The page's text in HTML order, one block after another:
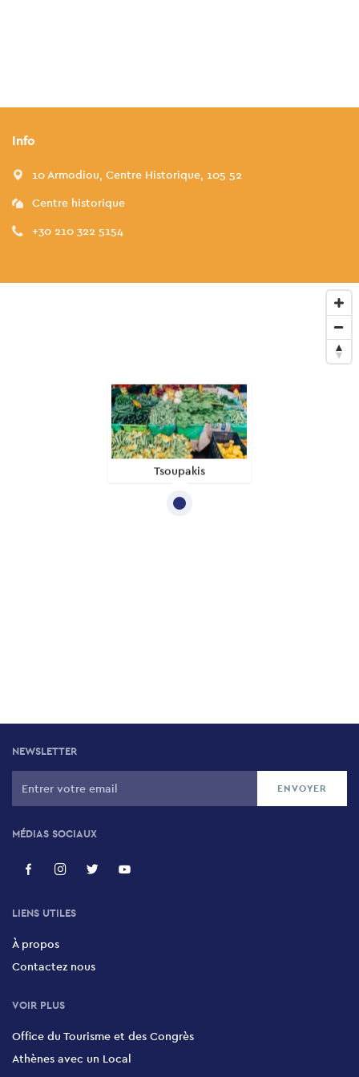
Info
10 Armodiou, Centre Historique, 105 52
Centre historique
+30 210 322 5154
Tsoupakis
NEWSLETTER
MÉDIAS SOCIAUX
LIENS UTILES
À propos
Contactez nous
VOIR PLUS
Office du Tourisme et des Congrès
Athènes avec un Local